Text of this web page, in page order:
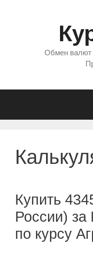
Обмен валют
Купить
России)
по курсу